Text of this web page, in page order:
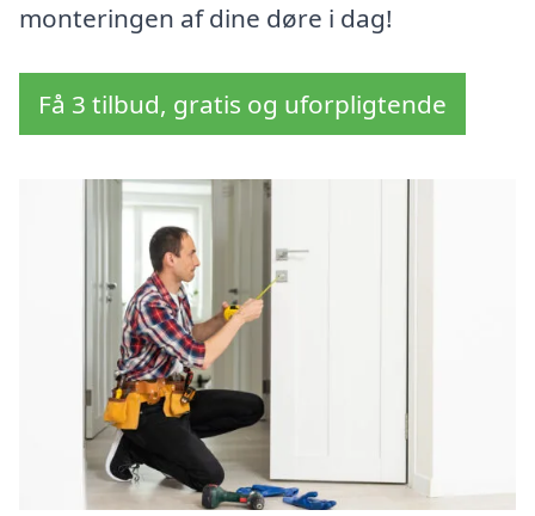
monteringen af dine døre i dag!
Få 3 tilbud, gratis og uforpligtende